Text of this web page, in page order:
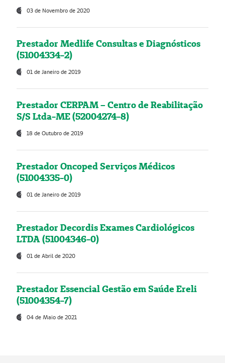
03 de Novembro de 2020
Prestador Medlife Consultas e Diagnósticos
(51004334-2)
01 de Janeiro de 2019
Prestador CERPAM – Centro de Reabilitação
S/S Ltda-ME (52004274-8)
18 de Outubro de 2019
Prestador Oncoped Serviços Médicos
(51004335-0)
01 de Janeiro de 2019
Prestador Decordis Exames Cardiológicos
LTDA (51004346-0)
01 de Abril de 2020
Prestador Essencial Gestão em Saúde Ereli
(51004354-7)
04 de Maio de 2021